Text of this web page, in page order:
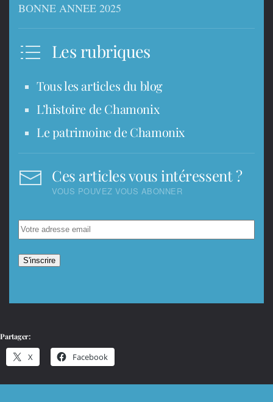
BONNE ANNEE 2025
Les rubriques
Tous les articles du blog
L’histoire de Chamonix
Le patrimoine de Chamonix
Ces articles vous intéressent ?
VOUS POUVEZ VOUS ABONNER
Partager:
X Facebook